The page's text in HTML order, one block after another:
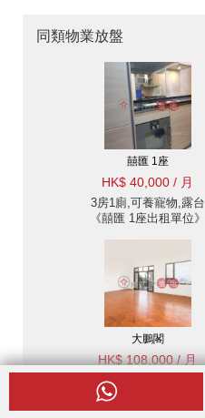
同類物業放盤
囍匯 1座
HK$ 40,000 / 月
3房1廁,可養寵物,露台
《囍匯 1座出租單位》
大鵬閣
HK$ 108,000 / 月
4房4廁,連車位,露台《大
鵬閣出租單位》